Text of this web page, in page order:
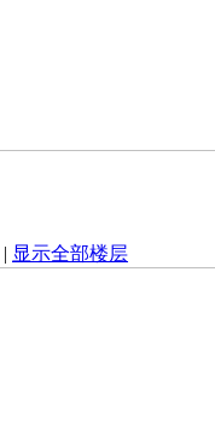
| 显示全部楼层